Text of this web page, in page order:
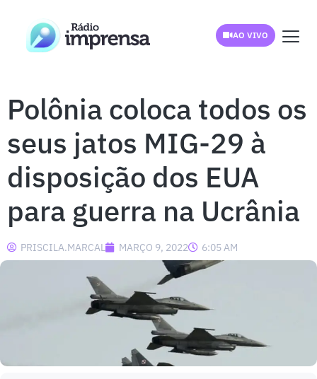
AO VIVO
Polônia coloca todos os
seus jatos MIG-29 à
disposição dos EUA
para guerra na Ucrânia
PRISCILA.MARCAL MARÇO 9, 2022 6:05 AM